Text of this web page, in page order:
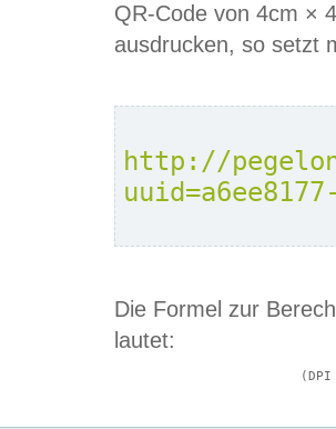
QR-Code von 4cm ×
ausdrucken, so setzt
http://
Die Formel zur
lautet: